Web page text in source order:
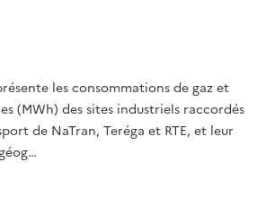
les consommations de gaz et
(MWh) des sites industriels raccordés
de NaTran, Teréga et RTE, et leur